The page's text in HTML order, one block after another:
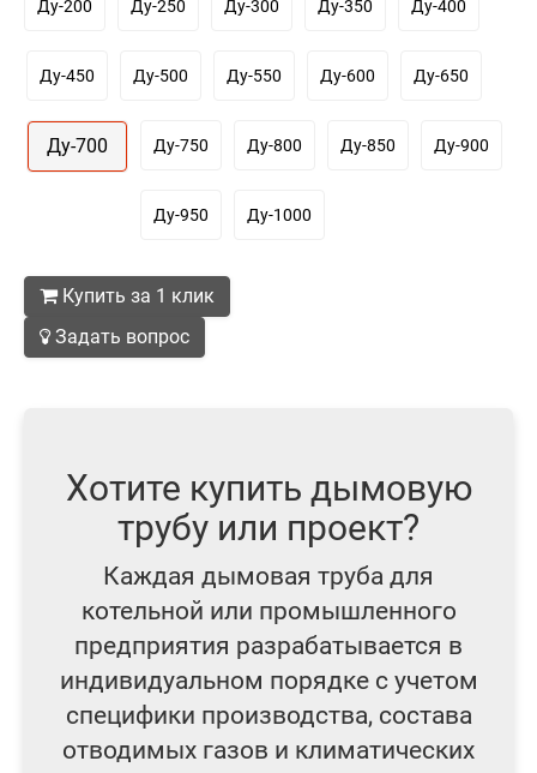
Ду-200 Ду-250 Ду-300 Ду-350 Ду-400
Ду-450 Ду-500 Ду-550 Ду-600 Ду-650
Ду-700 Ду-750 Ду-800 Ду-850 Ду-900
Ду-950 Ду-1000
Купить за 1 клик
Задать вопрос
Хотите купить дымовую
трубу или проект?
Каждая дымовая труба для
котельной или промышленного
предприятия разрабатывается в
индивидуальном порядке с учетом
специфики производства, состава
отводимых газов и климатических